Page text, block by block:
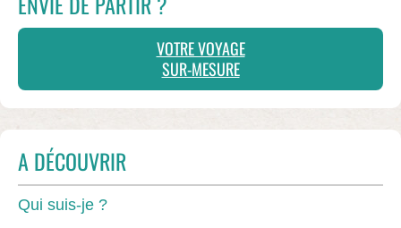
VOTRE VOYAGE
SUR-MESURE
A DÉCOUVRIR
Qui suis-je ?